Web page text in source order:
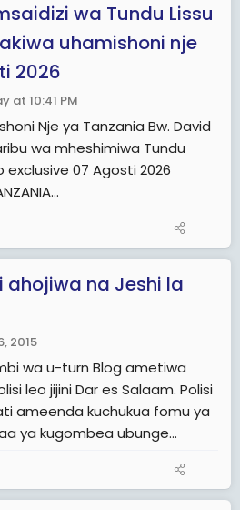
wa Tundu Lissu
uhamishoni nje
2026
at 10:41 PM
Nje ya Tanzania Bw. David
wa mheshimiwa Tundu
exclusive 07 Agosti 2026
ahojiwa na Jeshi la
2015
wa u-turn Blog ametiwa
leo jijini Dar es Salaam. Polisi
ameenda kuchukua fomu ya
ya kugombea ubunge...